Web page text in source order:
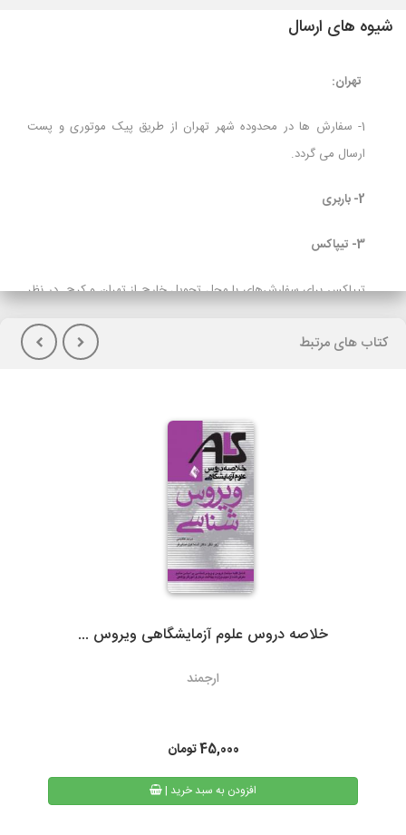
شیوه های ارسال
تهران:
1- سفارش ها در محدوده شهر تهران از طریق پیک موتوری و پست
ارسال می گردد.
2- باربری
3- تیپاکس
تیپاکس برای سفارش‌های با محل تحویل خارج از تهران و کرج در نظر
هنگام تحویل کالا(پس کرایه) دارند توصیه می شود.
گیلان)نسبت به سایر روشهای ارسال سریعتر می باشد. در صورت انتخاب
ارسال با پست تیپاکس، هزینه حمل به عهده مشتری خواهد بود.
سرویس‌دهی تیپاکس در بیش از 80 شهر که تک مسیره هستند به طور
معمول 24 ساعته است. شهرهایی که دومسیره یا راه دور هستند، معمولاً
در پست پیشتاز زمان تحویل، بسته به دوری یا نزدیکی شهر مقصد از
ممکن است کالا کمی با تاخیر به دست مشتریان محترم برسد.
همیچنین امکان پیگیری وضعیت سفارشات پست پیشتاز از طریق
کتاب های مرتبط
خلاصه دروس علوم آزمایشگاهی ویروس ...
ارجمند
45,000تومان
| افزودن به سبد خرید